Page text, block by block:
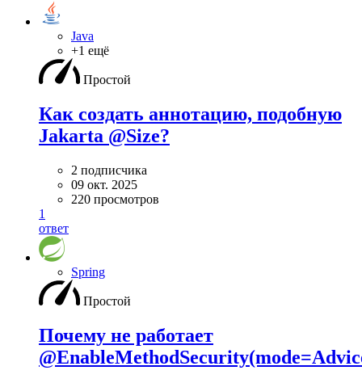
Java
+1 ещё
Простой
Как создать аннотацию, подобную
Jakarta @Size?
2 подписчика
09 окт. 2025
220 просмотров
1
ответ
Spring
Простой
Почему не работает